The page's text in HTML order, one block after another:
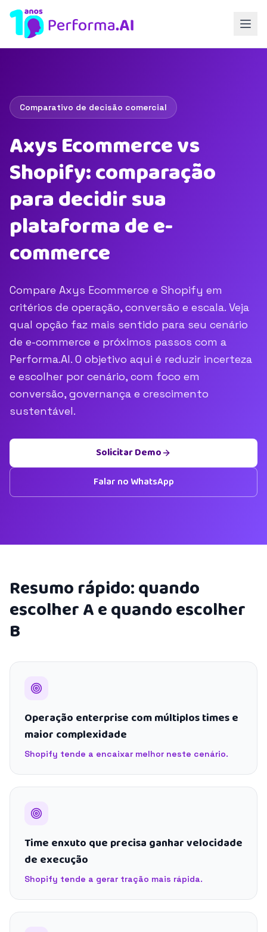
Comparativo de decisão comercial
Axys Ecommerce vs
Shopify: comparação
para decidir sua
plataforma de e-
commerce
Compare Axys Ecommerce e Shopify em
critérios de operação, conversão e escala. Veja
qual opção faz mais sentido para seu cenário
de e-commerce e próximos passos com a
Performa.AI. O objetivo aqui é reduzir incerteza
e escolher por cenário, com foco em
conversão, governança e crescimento
sustentável.
Solicitar Demo
Falar no WhatsApp
Resumo rápido: quando
escolher A e quando escolher
B
Operação enterprise com múltiplos times e
maior complexidade
Shopify tende a encaixar melhor neste cenário.
Time enxuto que precisa ganhar velocidade
de execução
Shopify tende a gerar tração mais rápida.